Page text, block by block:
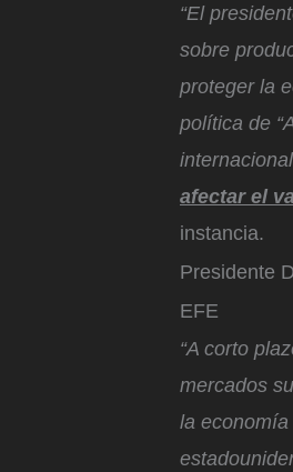
“El
sobre
proteger la
política de
afectar el
instancia.
Presidente
EFE
“A corto
mercados
la